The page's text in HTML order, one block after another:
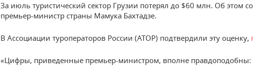
За июль туристический сектор Грузии потерял до $60 млн. Об этом
премьер-министр страны Мамука Бахтадзе.
В Ассоциации туроператоров России (АТОР) подтвердили эту оценку,
«Цифры, приведенные премьер-министром, вполне